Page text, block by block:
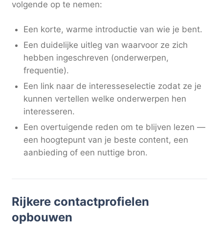
volgende op te nemen:
Een korte, warme introductie van wie je bent.
Een duidelijke uitleg van waarvoor ze zich
hebben ingeschreven (onderwerpen,
frequentie).
Een link naar de interesseselectie zodat ze je
kunnen vertellen welke onderwerpen hen
interesseren.
Een overtuigende reden om te blijven lezen —
een hoogtepunt van je beste content, een
aanbieding of een nuttige bron.
Rijkere contactprofielen
opbouwen